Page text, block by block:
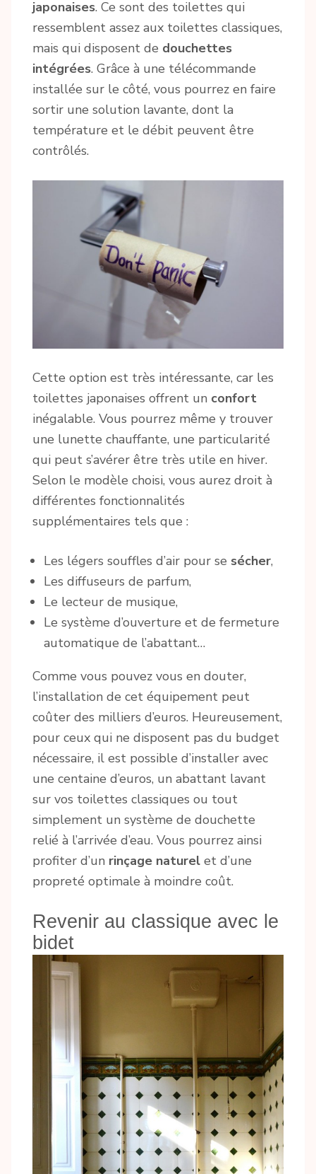
japonaises. Ce sont des toilettes qui
ressemblent assez aux toilettes classiques,
mais qui disposent de douchettes
intégrées. Grâce à une télécommande
installée sur le côté, vous pourrez en faire
sortir une solution lavante, dont la
température et le débit peuvent être
contrôlés.
Cette option est très intéressante, car les
toilettes japonaises offrent un confort
inégalable. Vous pourrez même y trouver
une lunette chauffante, une particularité
qui peut s’avérer être très utile en hiver.
Selon le modèle choisi, vous aurez droit à
différentes fonctionnalités
supplémentaires tels que :
Les légers souffles d’air pour se sécher,
Les diffuseurs de parfum,
Le lecteur de musique,
Le système d’ouverture et de fermeture
automatique de l’abattant…
Comme vous pouvez vous en douter,
l’installation de cet équipement peut
coûter des milliers d’euros. Heureusement,
pour ceux qui ne disposent pas du budget
nécessaire, il est possible d’installer avec
une centaine d’euros, un abattant lavant
sur vos toilettes classiques ou tout
simplement un système de douchette
relié à l’arrivée d’eau. Vous pourrez ainsi
profiter d’un rinçage naturel et d’une
propreté optimale à moindre coût.
Revenir au classique avec le
bidet